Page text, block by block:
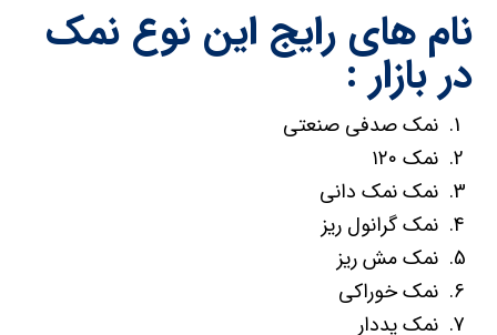
نام های رایج این نوع نمک
در بازار :
نمک صدفی صنعتی
نمک ۱۲۰
نمک نمک دانی
نمک گرانول ریز
نمک مش ریز
نمک خوراکی
نمک یددار